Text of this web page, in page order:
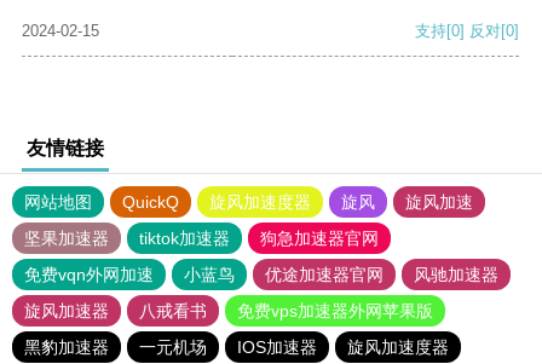
2024-02-15 支持[0] 反对[0]
友情链接
网站地图 QuickQ 旋风加速度器 旋风
旋风加速
坚果加速器
tiktok加速器
狗急加速器官网
免费vqn外网加速
小蓝鸟 优途加速器官网
风驰加速器
旋风加速器
八戒看书
免费vps加速器外网苹果版
黑豹加速器
一元机场 IOS加速器
旋风加速度器